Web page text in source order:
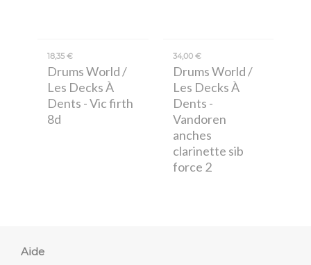
18,35 €
Drums World /
Les Decks À
Dents - Vic firth
8d
34,00 €
Drums World /
Les Decks À
Dents -
Vandoren
anches
clarinette sib
force 2
Aide